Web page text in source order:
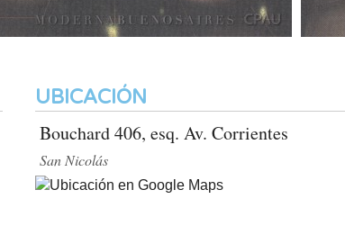
UBICACIÓN
Bouchard 406, esq. Av. Corrientes
San Nicolás